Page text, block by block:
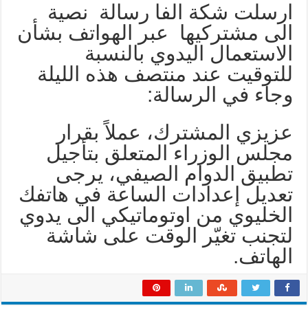
ارسلت شكة الفا رسالة نصية
الى مشتركيها عبر الهواتف بشأن
الاستعمال اليدوي بالنسبة
للتوقيت عند منتصف هذه الليلة
وجاء في الرسالة:
عزيزي المشترك، عملاً بقرار
مجلس الوزراء المتعلق بتأجيل
تطبيق الدوام الصيفي، يرجى
تعديل إعدادات الساعة في هاتفك
الخليوي من اوتوماتيكي الى يدوي
لتجنب تغيّر الوقت على شاشة
الهاتف.